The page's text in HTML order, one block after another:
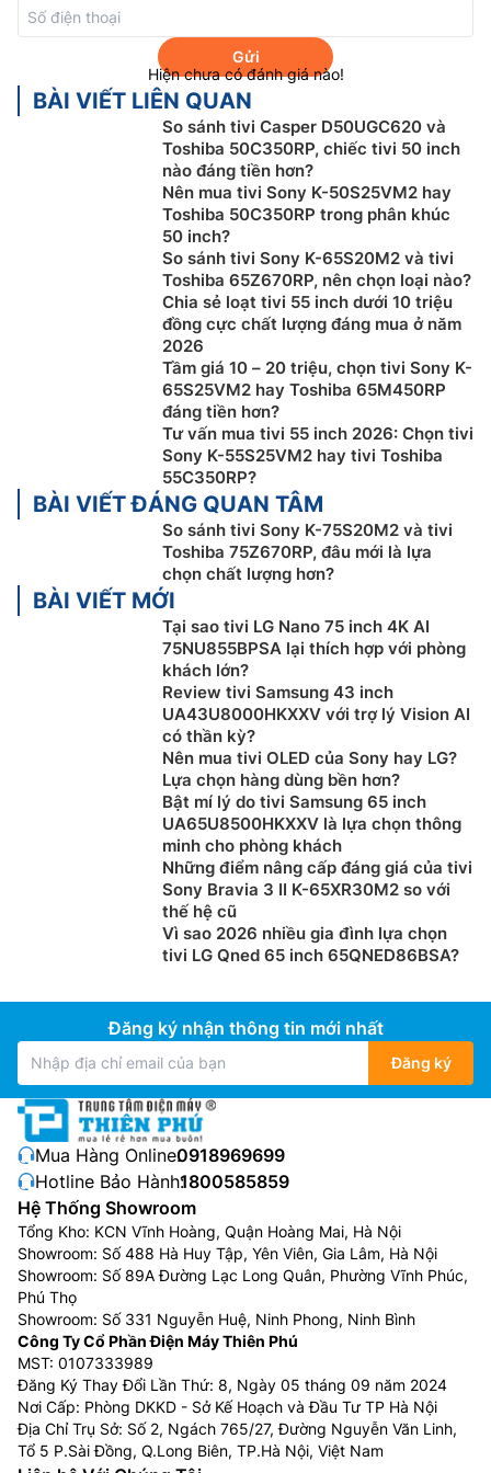
Nhà sản xuất: Toshiba
Xuất xứ: Việt Nam
Năm ra mắt: 2025
REGZA AI Picture:Dựa trên cách con người cảm
nhận hình ảnh với chiều sâu, màu sắc chính xác và
độ rõ nét vượt trội.
AI HDR Enhancer:AI HDR Enhancer thông minh
phân tích từng khung hình và tự động điều chỉnh
độ sáng – mang đến hình ảnh chân thực, sắc nét
và sống động đến từng chi tiết. Từ những bộ phim
kinh điển đến sự kiện trực tiếp kịch tính, từng sắc
độ ánh sáng, gam màu và chiều sâu hình ảnh đều
được thể hiện một cách tinh tế và rực rỡ. Hãy đắm
chìm trong thế giới hình ảnh nơi mọi chi tiết đều
được tôn vinh – và trải nghiệm giải trí trở nên trọn
vẹn hơn bao giờ hết.
Al Light Sensor Pro:
chỉnh độ sáng và cân bằng màu sắc theo điều kiện
ánh sáng trong phòng của bạn, mang đến trải
nghiệm xem dễ chịu và bảo vệ mắt hiệu quả.
REGZA AI Sound:Tối ưu âm thanh theo thời gian
AI Motion Enhancer:Mọi cảnh quay tốc độ cao và
phụ đề đều trở nên sống động và mượt mà hơn
nhờ công nghệ xử lý chuyển động mạnh mẽ, ghi lại
mọi chi tiết với độ sắc nét đáng kinh ngạc. Từ các
trận thể thao đến phim hành động, bạn sẽ như
được đưa vào một thế giới nơi mọi diễn biến diễn
ra ngay trước mắt
Công nghệ Mini LED
75Z670RP mang đến độ tương phản vượt trội và độ
chính xác màu sắc cao, giúp bạn nhìn thấy rõ mọi chi
tiết và cảm xúc tinh tế, ngay cả trong những cảnh tối
nhất hay sáng nhất. Trải nghiệm câu chuyện sống
động như chưa từng có.
Công nghệ màu QLED
Gửi
Hiện chưa có đánh giá nào!
BÀI VIẾT LIÊN QUAN
So sánh tivi Casper D50UGC620 và
Toshiba 50C350RP, chiếc tivi 50 inch
nào đáng tiền hơn?
Nên mua tivi Sony K-50S25VM2 hay
Toshiba 50C350RP trong phân khúc
50 inch?
So sánh tivi Sony K-65S20M2 và tivi
Toshiba 65Z670RP, nên chọn loại nào?
Chia sẻ loạt tivi 55 inch dưới 10 triệu
đồng cực chất lượng đáng mua ở năm
2026
Tầm giá 10 – 20 triệu, chọn tivi Sony K-
65S25VM2 hay Toshiba 65M450RP
đáng tiền hơn?
Tư vấn mua tivi 55 inch 2026: Chọn tivi
Sony K-55S25VM2 hay tivi Toshiba
55C350RP?
BÀI VIẾT ĐÁNG QUAN TÂM
So sánh tivi Sony K-75S20M2 và tivi
Toshiba 75Z670RP, đâu mới là lựa
chọn chất lượng hơn?
BÀI VIẾT MỚI
Tại sao tivi LG Nano 75 inch 4K AI
75NU855BPSA lại thích hợp với phòng
khách lớn?
Review tivi Samsung 43 inch
UA43U8000HKXXV với trợ lý Vision AI
có thần kỳ?
Nên mua tivi OLED của Sony hay LG?
Lựa chọn hàng dùng bền hơn?
Bật mí lý do tivi Samsung 65 inch
UA65U8500HKXXV là lựa chọn thông
minh cho phòng khách
Những điểm nâng cấp đáng giá của tivi
Sony Bravia 3 II K-65XR30M2 so với
thế hệ cũ
Vì sao 2026 nhiều gia đình lựa chọn
tivi LG Qned 65 inch 65QNED86BSA?
Đăng ký nhận thông tin mới nhất
Đăng ký
Mua Hàng Online:0918969699
Hotline Bảo Hành:1800585859
Hệ Thống Showroom
Tổng Kho: KCN Vĩnh Hoàng, Quận Hoàng Mai, Hà Nội
Showroom: Số 488 Hà Huy Tập, Yên Viên, Gia Lâm, Hà Nội
Showroom: Số 89A Đường Lạc Long Quân, Phường Vĩnh Phúc,
Phú Thọ
Showroom: Số 331 Nguyễn Huệ, Ninh Phong, Ninh Bình
Công Ty Cổ Phần Điện Máy Thiên Phú
MST: 0107333989
Đăng Ký Thay Đổi Lần Thứ: 8, Ngày 05 tháng 09 năm 2024
Nơi Cấp: Phòng DKKD - Sở Kế Hoạch và Đầu Tư TP Hà Nội
Địa Chỉ Trụ Sở: Số 2, Ngách 765/27, Đường Nguyễn Văn Linh,
Tổ 5 P.Sài Đồng, Q.Long Biên, TP.Hà Nội, Việt Nam